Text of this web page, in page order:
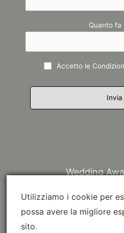
Quanto fa
Accetto le
Wedding
Utilizziamo i cookie per
possa avere la migliore
sito.